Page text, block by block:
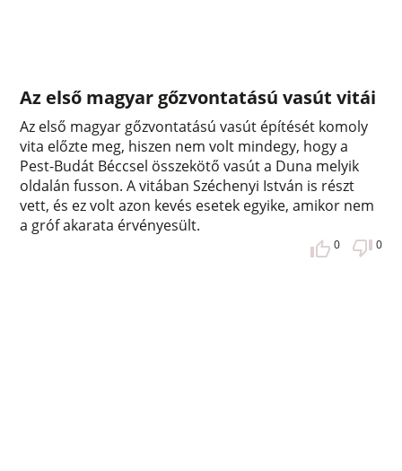
Az első magyar gőzvontatású vasút vitái
Az első magyar gőzvontatású vasút építését komoly
vita előzte meg, hiszen nem volt mindegy, hogy a
Pest-Budát Béccsel összekötő vasút a Duna melyik
oldalán fusson. A vitában Széchenyi István is részt
vett, és ez volt azon kevés esetek egyike, amikor nem
a gróf akarata érvényesült.
0 0